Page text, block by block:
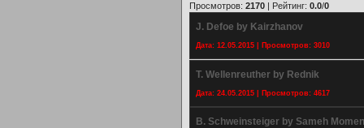
Просмотров: 2170 | Рейтинг: 0.0/0
J. Defoe by Kairzhanov
Дата: 12.05.2015 | Просмотров: 3010
T. Wellenreuther by Rednik
Дата: 24.05.2015 | Просмотров: 4617
B. Schweinsteiger by Sameh Momen